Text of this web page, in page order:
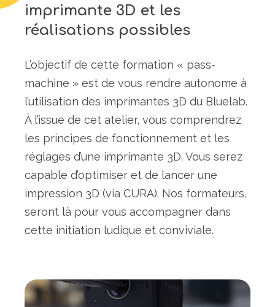
imprimante 3D et les
réalisations possibles
L’objectif de cette formation « pass-
machine » est de vous rendre autonome à
l’utilisation des imprimantes 3D du Bluelab.
À l’issue de cet atelier, vous comprendrez
les principes de fonctionnement et les
réglages d’une imprimante 3D. Vous serez
capable d’optimiser et de lancer une
impression 3D (via CURA). Nos formateurs,
seront là pour vous accompagner dans
cette initiation ludique et conviviale.